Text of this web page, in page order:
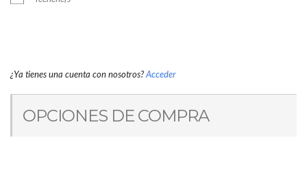
¿Ya tienes una cuenta con nosotros?Acceder
OPCIONES DE COMPRA